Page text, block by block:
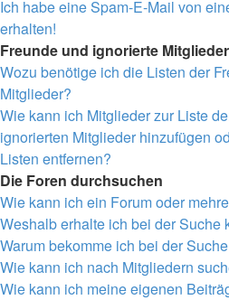
Ich habe eine Spam-E-Mail von
erhalten!
Freunde und ignorierte Mitglieder
Wozu benötige ich die Listen der
Mitglieder?
Wie kann ich Mitglieder zur Liste
ignorierten Mitglieder hinzufügen
Listen entfernen?
Die Foren durchsuchen
Wie kann ich ein Forum oder
Weshalb erhalte ich bei der Suche
Warum bekomme ich bei der
Wie kann ich nach Mitgliedern
Wie kann ich meine eigenen